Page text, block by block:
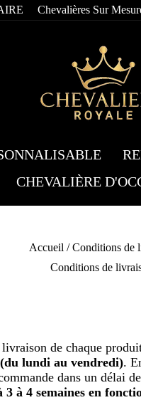
Chevalières Sur
CHEVALIÈRE
Accueil / Conditions de
Conditions de
de chaque
lundi au vendredi).
dans un délai de
à 4 semaines en